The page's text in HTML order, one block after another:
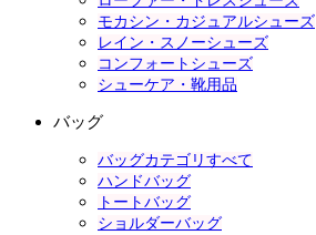
モカシン・カジュアルシューズ
レイン・スノーシューズ
コンフォートシューズ
シューケア・靴用品
バッグ
バッグカテゴリすべて
ハンドバッグ
トートバッグ
ショルダーバッグ